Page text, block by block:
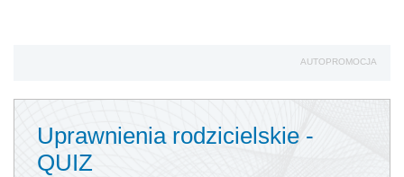
AUTOPROMOCJA
Uprawnienia rodzicielskie -
QUIZ